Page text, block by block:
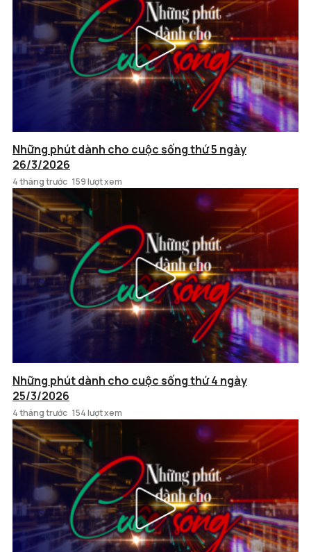
Những phút dành cho cuộc sống thứ 5 ngày
26/3/2026
4 tháng trước 159 lượt xem
Những phút dành cho cuộc sống thứ 4 ngày
25/3/2026
4 tháng trước 154 lượt xem